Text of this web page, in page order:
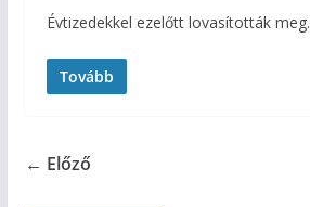
Évtizedekkel ezelőtt lovasították meg.
Tovább
← Előző